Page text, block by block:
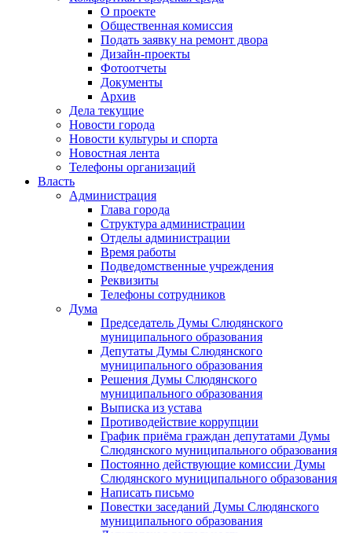
О проекте
Общественная комиссия
Подать заявку на ремонт двора
Дизайн-проекты
Фотоотчеты
Документы
Архив
Дела текущие
Новости города
Новости культуры и спорта
Новостная лента
Телефоны организаций
Власть
Администрация
Глава города
Структура администрации
Отделы администрации
Время работы
Подведомственные учреждения
Реквизиты
Телефоны сотрудников
Дума
Председатель Думы Слюдянского
муниципального образования
Депутаты Думы Слюдянского
муниципального образования
Решения Думы Слюдянского
муниципального образования
Выписка из устава
Противодействие коррупции
График приёма граждан депутатами Думы
Слюдянского муниципального образования
Постоянно действующие комиссии Думы
Слюдянского муниципального образования
Написать письмо
Повестки заседаний Думы Слюдянского
муниципального образования